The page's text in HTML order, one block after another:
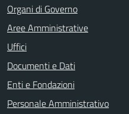
Organi di Governo
Aree Amministrative
Uffici
Documenti e Dati
Enti e Fondazioni
Personale Amministrativo